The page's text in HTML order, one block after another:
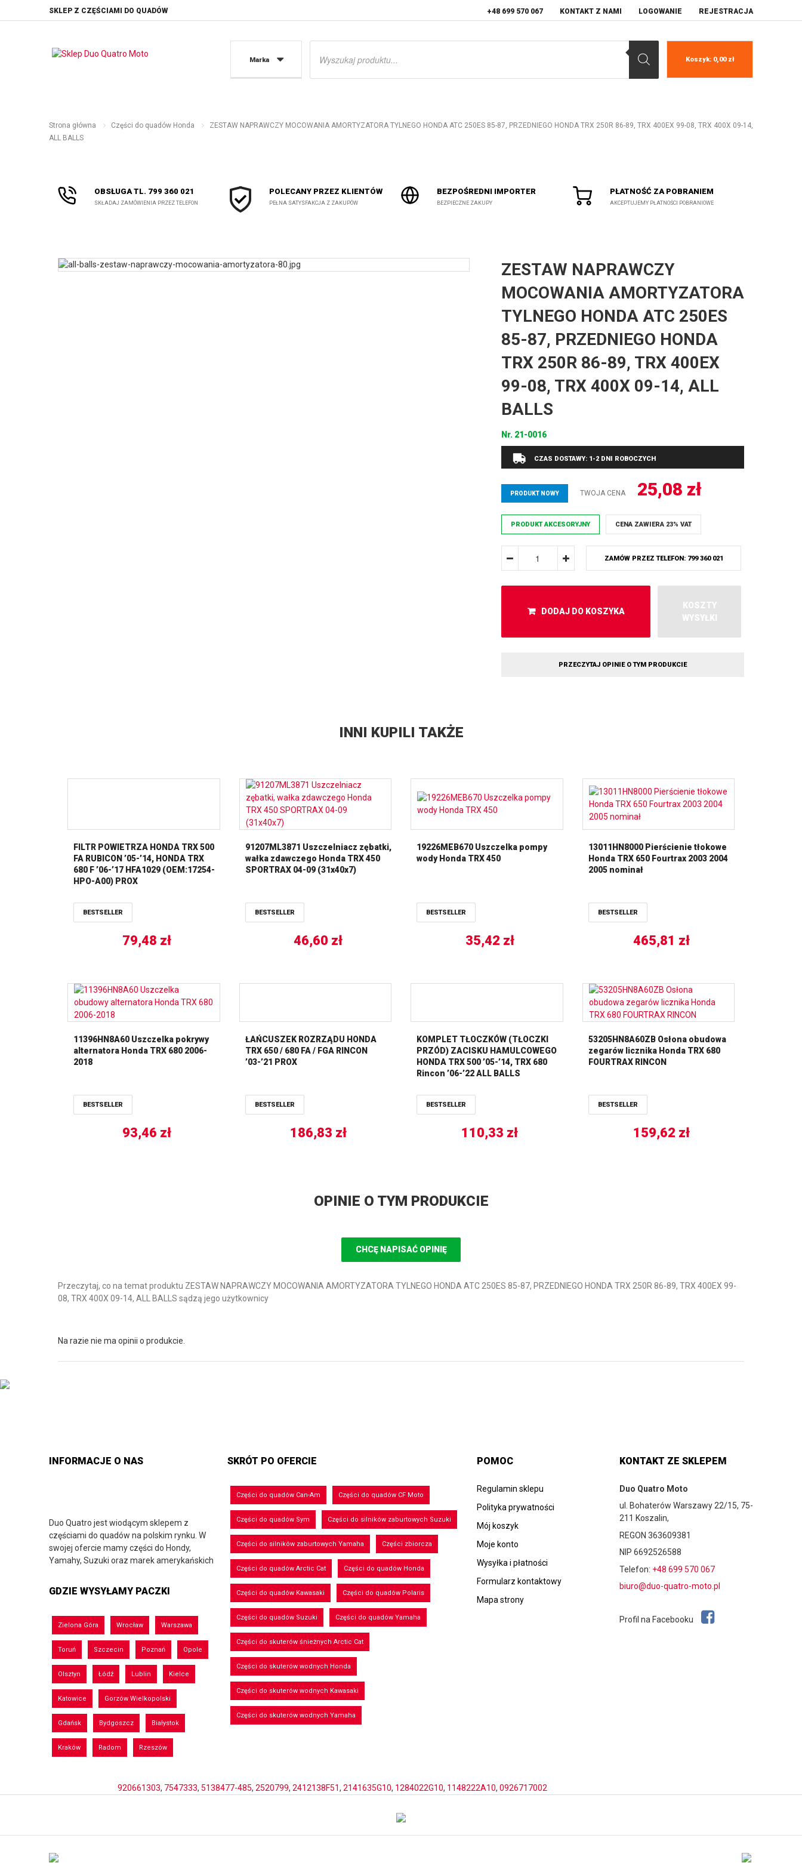
SKLEP Z CZĘŚCIAMI DO QUADÓW +48 699 570 067 KONTAKT Z NAMI LOGOWANIE REJESTRACJA
Marka
Wyszukiwarka
Koszyk: 0,00 zł
Strona główna Części do quadów Honda
ZESTAW NAPRAWCZY MOCOWANIA AMORTYZATORA TYLNEGO HONDA ATC 250ES 85-87, PRZEDNIEGO HONDA TRX 250R 86-89, TRX 400EX 99-08, TRX 400X 09-14,
ALL BALLS
OBSŁUGA TL. 799 360 021
SKŁADAJ ZAMÓWIENIA PRZEZ TELEFON
POLECANY PRZEZ KLIENTÓW
PEŁNA SATYSFAKCJA Z ZAKUPÓW
BEZPOŚREDNI IMPORTER
BEZPIECZNE ZAKUPY
PŁATNOŚĆ ZA POBRANIEM
AKCEPTUJEMY PŁATNOŚCI POBRANIOWE
ZESTAW NAPRAWCZY
MOCOWANIA AMORTYZATORA
TYLNEGO HONDA ATC 250ES
85-87, PRZEDNIEGO HONDA
TRX 250R 86-89, TRX 400EX
99-08, TRX 400X 09-14, ALL
BALLS
Nr. 21-0016
CZAS DOSTAWY: 1-2 DNI ROBOCZYCH
PRODUKT NOWY TWOJA CENA 25,08 zł
PRODUKT AKCESORYJNY CENA ZAWIERA 23% VAT
ZAMÓW PRZEZ TELEFON: 799 360 021
DODAJ DO KOSZYKA
KOSZTY
WYSYŁKI
PRZECZYTAJ OPINIE O TYM PRODUKCIE
INNI KUPILI TAKŻE
FILTR POWIETRZA HONDA TRX 500
FA RUBICON ’05-’14, HONDA TRX
680 F ’06-’17 HFA1029 (OEM:17254-
HPO-A00) PROX
BESTSELLER
79,48 zł
91207ML3871 Uszczelniacz zębatki,
wałka zdawczego Honda TRX 450
SPORTRAX 04-09 (31x40x7)
BESTSELLER
46,60 zł
19226MEB670 Uszczelka pompy
wody Honda TRX 450
BESTSELLER
35,42 zł
13011HN8000 Pierścienie tłokowe
Honda TRX 650 Fourtrax 2003 2004
2005 nominał
BESTSELLER
465,81 zł
11396HN8A60 Uszczelka pokrywy
alternatora Honda TRX 680 2006-
2018
BESTSELLER
93,46 zł
ŁAŃCUSZEK ROZRZĄDU HONDA
TRX 650 / 680 FA / FGA RINCON
’03-’21 PROX
BESTSELLER
186,83 zł
KOMPLET TŁOCZKÓW (TŁOCZKI
PRZÓD) ZACISKU HAMULCOWEGO
HONDA TRX 500 ’05-’14, TRX 680
Rincon ’06-’22 ALL BALLS
BESTSELLER
110,33 zł
53205HN8A60ZB Osłona obudowa
zegarów licznika Honda TRX 680
FOURTRAX RINCON
BESTSELLER
159,62 zł
OPINIE O TYM PRODUKCIE
CHCĘ NAPISAĆ OPINIĘ
Przeczytaj, co na temat produktu ZESTAW NAPRAWCZY MOCOWANIA AMORTYZATORA TYLNEGO HONDA ATC 250ES 85-87, PRZEDNIEGO HONDA TRX 250R 86-89, TRX 400EX 99-
08, TRX 400X 09-14, ALL BALLS sądzą jego użytkownicy
Na razie nie ma opinii o produkcie.
INFORMACJE O NAS
Duo Quatro jest wiodącym sklepem z
częściami do quadów na polskim rynku. W
swojej ofercie mamy części do Hondy,
Yamahy, Suzuki oraz marek amerykańskich
GDZIE WYSYŁAMY PACZKI
Zielona Góra Wrocław Warszawa
Toruń Szczecin Poznań Opole
Olsztyn Łódź Lublin Kielce
Katowice Gorzów Wielkopolski
Gdańsk Bydgoszcz Białystok
Kraków Radom Rzeszów
SKRÓT PO OFERCIE
Części do quadów Can-Am Części do quadów CF Moto
Części do quadów Sym Części do silników zaburtowych Suzuki
Części do silników zaburtowych Yamaha Części zbiorcza
Części do quadów Arctic Cat Części do quadów Honda
Części do quadów Kawasaki Części do quadów Polaris
Części do quadów Suzuki Części do quadów Yamaha
Części do skuterów śnieżnych Arctic Cat
Części do skuterów wodnych Honda
Części do skuterów wodnych Kawasaki
Części do skuterów wodnych Yamaha
POMOC
Regulamin sklepu
Polityka prywatności
Mój koszyk
Moje konto
Wysyłka i płatności
Formularz kontaktowy
Mapa strony
KONTAKT ZE SKLEPEM
Duo Quatro Moto
ul. Bohaterów Warszawy 22/15, 75-
211 Koszalin,
REGON 363609381
NIP 6692526588
Telefon: +48 699 570 067
biuro@duo-quatro-moto.pl
Profil na Facebooku
920661303, 7547333, 5138477-485, 2520799, 2412138F51, 2141635G10, 1284022G10, 1148222A10, 0926717002